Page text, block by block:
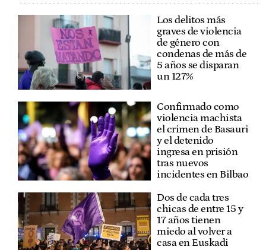
Los delitos más
graves de violencia
de género con
condenas de más de
5 años se disparan
un 127%
Confirmado como
violencia machista
el crimen de Basauri
y el detenido
ingresa en prisión
tras nuevos
incidentes en Bilbao
Dos de cada tres
chicas de entre 15 y
17 años tienen
miedo al volver a
casa en Euskadi